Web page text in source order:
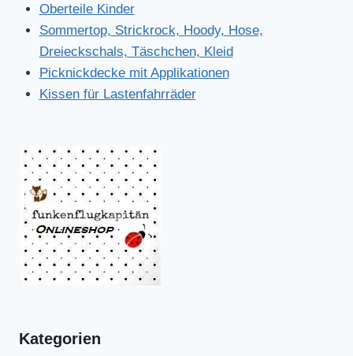
Oberteile Kinder
Sommertop, Strickrock, Hoody, Hose,
Dreieckschals, Täschchen, Kleid
Picknickdecke mit Applikationen
Kissen für Lastenfahrräder
Kategorien